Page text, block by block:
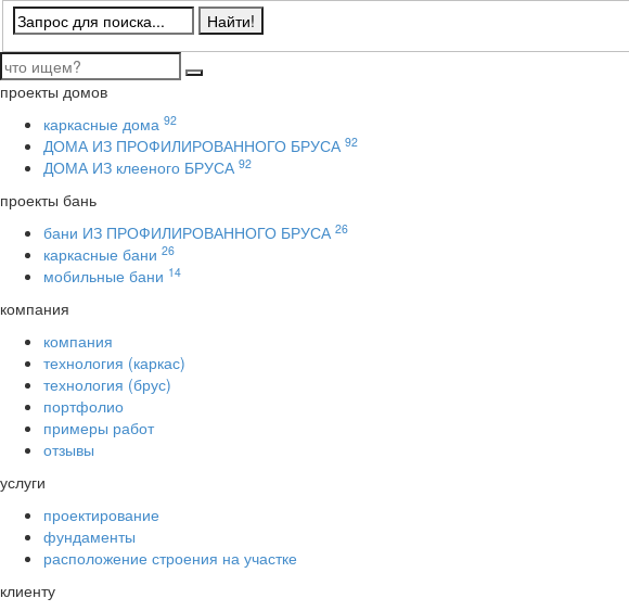
проекты домов
каркасные дома 92
ДОМА ИЗ ПРОФИЛИРОВАННОГО БРУСА 92
ДОМА ИЗ клееного БРУСА 92
проекты бань
бани ИЗ ПРОФИЛИРОВАННОГО БРУСА 26
каркасные бани 26
мобильные бани 14
компания
компания
технология (каркас)
технология (брус)
портфолио
примеры работ
отзывы
услуги
проектирование
фундаменты
расположение строения на участке
клиенту